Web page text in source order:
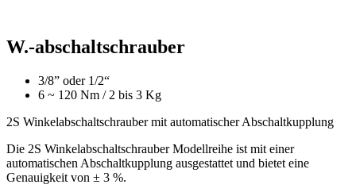
W.-abschaltschrauber
3/8” oder 1/2“
6 ~ 120 Nm / 2 bis 3 Kg
2S Winkelabschaltschrauber mit automatischer Abschaltkupplung
Die 2S Winkelabschaltschrauber Modellreihe ist mit einer
automatischen Abschaltkupplung ausgestattet und bietet eine
Genauigkeit von ± 3 %.